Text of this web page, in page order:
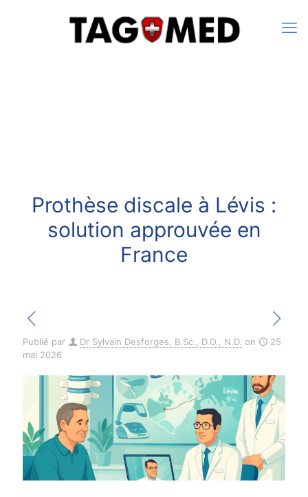
Prothèse discale à Lévis :
solution approuvée en
France
Publié par Dr Sylvain Desforges, B.Sc., D.O., N.D. on
25
mai 2026